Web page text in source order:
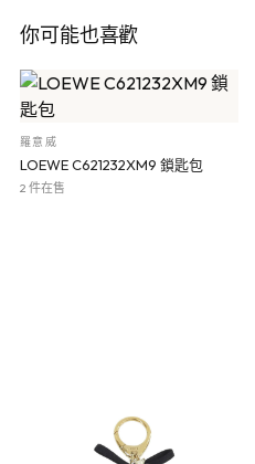
你可能也喜歡
羅意威
LOEWE C621232XM9 鎖匙包
2 件在售